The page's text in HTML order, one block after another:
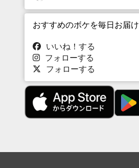
おすすめのボケを毎日お届け
いいね！する
フォローする
フォローする